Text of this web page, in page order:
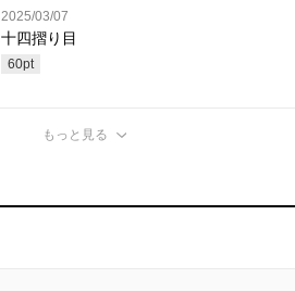
2025/03/07
十四摺り目
60pt
もっと見る